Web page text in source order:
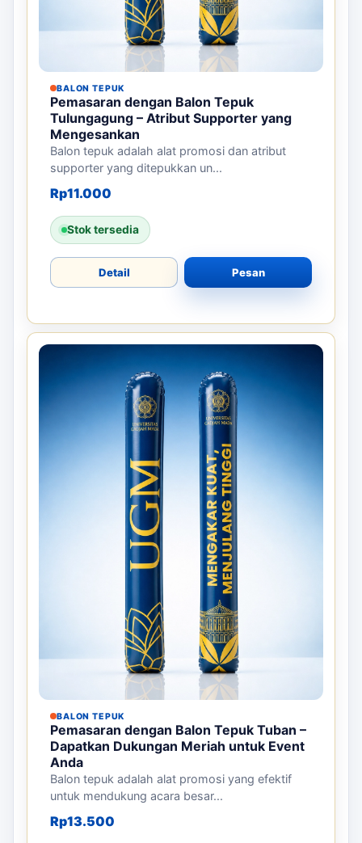
BALON TEPUK
Pemasaran dengan Balon Tepuk
Tulungagung – Atribut Supporter yang
Mengesankan
Balon tepuk adalah alat promosi dan atribut
supporter yang ditepukkan un...
Rp11.000
Stok tersedia
Detail Pesan
BALON TEPUK
Pemasaran dengan Balon Tepuk Tuban –
Dapatkan Dukungan Meriah untuk Event
Anda
Balon tepuk adalah alat promosi yang efektif
untuk mendukung acara besar...
Rp13.500